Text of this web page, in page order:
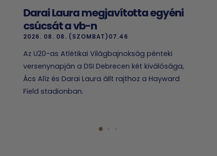
Darai Laura megjavította egyéni
csúcsát a vb-n
2026. 08. 08. (SZOMBAT)07.46
Az U20-as Atlétikai Világbajnokság pénteki
versenynapján a DSI Debrecen két kiválósága,
Ács Alíz és Darai Laura állt rajthoz a Hayward
Field stadionban.